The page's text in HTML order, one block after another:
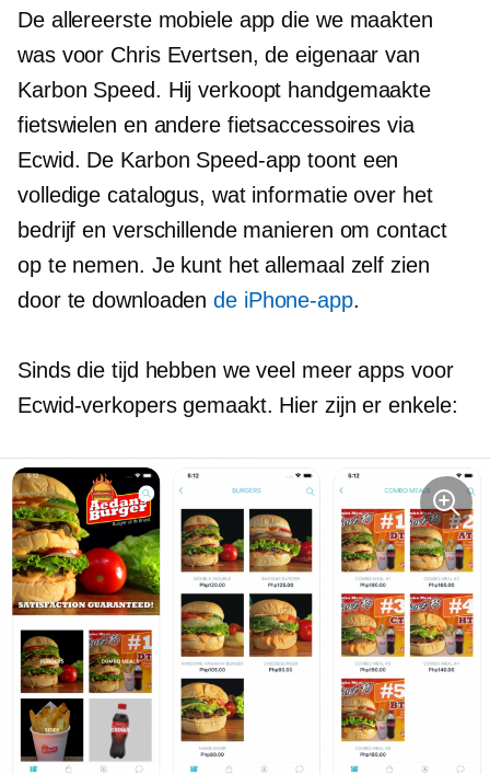
De allereerste mobiele app die we maakten
was voor Chris Evertsen, de eigenaar van
Karbon Speed. Hij verkoopt handgemaakte
fietswielen en andere fietsaccessoires via
Ecwid. De Karbon Speed-app toont een
volledige catalogus, wat informatie over het
bedrijf en verschillende manieren om contact
op te nemen. Je kunt het allemaal zelf zien
door te downloadende iPhone-app.
Sinds die tijd hebben we veel meer apps voor
Ecwid-verkopers gemaakt. Hier zijn er enkele: